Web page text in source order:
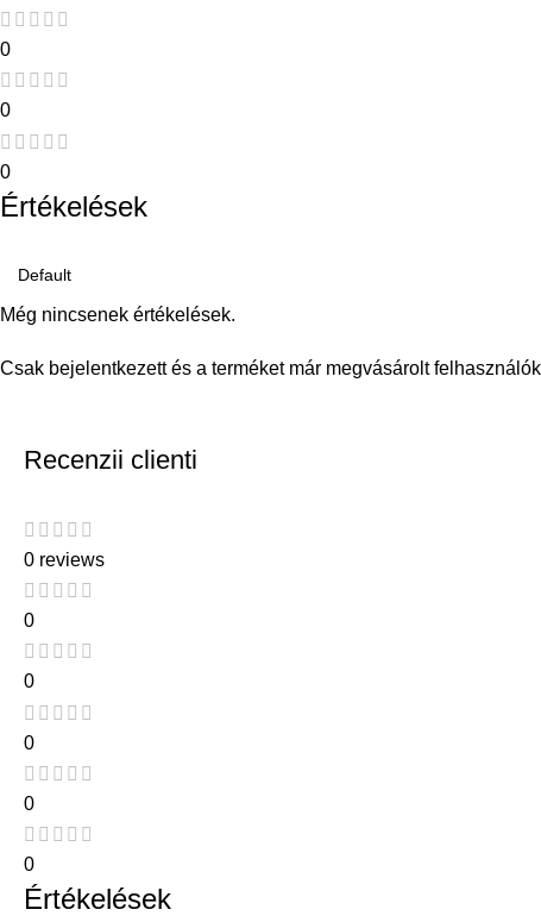
0
0
0
Értékelések
Még nincsenek értékelések.
Csak bejelentkezett és a terméket már megvásárolt
Recenzii clienti
0 reviews
0
0
0
0
0
Értékelések